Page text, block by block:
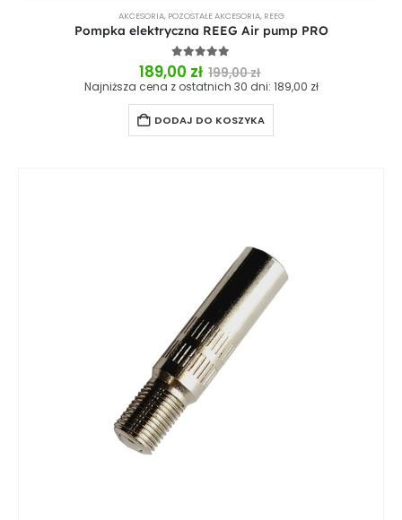
AKCESORIA, POZOSTAŁE AKCESORIA, REEG
Pompka elektryczna REEG Air pump PRO
5.00out of 5
189,00 zł 199,00zł
Najniższa cena z ostatnich 30 dni: 189,00 zł
DODAJ DO KOSZYKA